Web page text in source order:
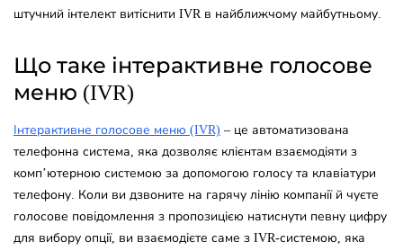
штучний інтелект витіснити IVR в найближчому майбутньому.
Що таке інтерактивне голосове
меню (IVR)
Інтерактивне голосове меню (IVR) – це автоматизована
телефонна система, яка дозволяє клієнтам взаємодіяти з
комп’ютерною системою за допомогою голосу та клавіатури
телефону. Коли ви дзвоните на гарячу лінію компанії й чуєте
голосове повідомлення з пропозицією натиснути певну цифру
для вибору опції, ви взаємодієте саме з IVR-системою, яка